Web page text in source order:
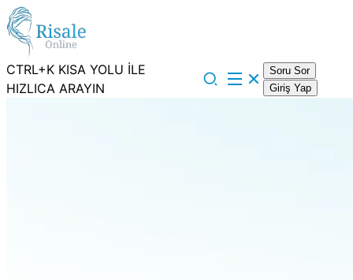
CTRL+K KISA YOLU İLE
HIZLICA ARAYIN
Soru Sor
Giriş Yap